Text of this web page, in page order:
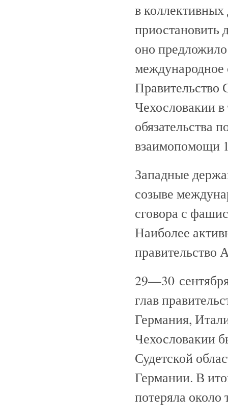
в
приостановить
оно
международное
Правительство
Чехословакии
обязательства
взаимопомощи
Западные
созыве
сговора с
Наиболее
правительство
29—30
глав
Германия,
Чехословакии
Судетской
Германии. В
потеряла около